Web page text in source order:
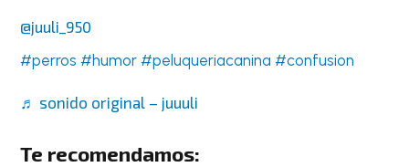
@juuli_950
#perros #humor #peluqueriacanina #confusion
♬ sonido original – juuuli
Te recomendamos: